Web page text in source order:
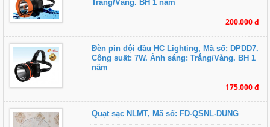
Trắng/Vàng. BH 1 năm
200.000 đ
Đèn pin đội đầu HC Lighting, Mã số: DPDD7.
Công suất: 7W. Ánh sáng: Trắng/Vàng. BH 1
năm
175.000 đ
Quạt sạc NLMT, Mã số: FD-QSNL-DUNG